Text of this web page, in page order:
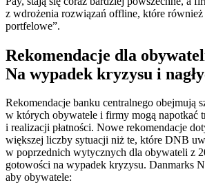
z wdrożenia rozwiązań offline, które również
portfelowe”.
Rekomendacje dla
Na wypadek kryzysu i
Rekomendacje banku centralnego obejmują
w których obywatele i firmy mogą napotkać
i realizacji płatności. Nowe rekomendacje
większej liczby sytuacji niż te, które DNB
w poprzednich wytycznych dla obywateli z
gotowości na wypadek kryzysu. Danmarks
aby obywatele: